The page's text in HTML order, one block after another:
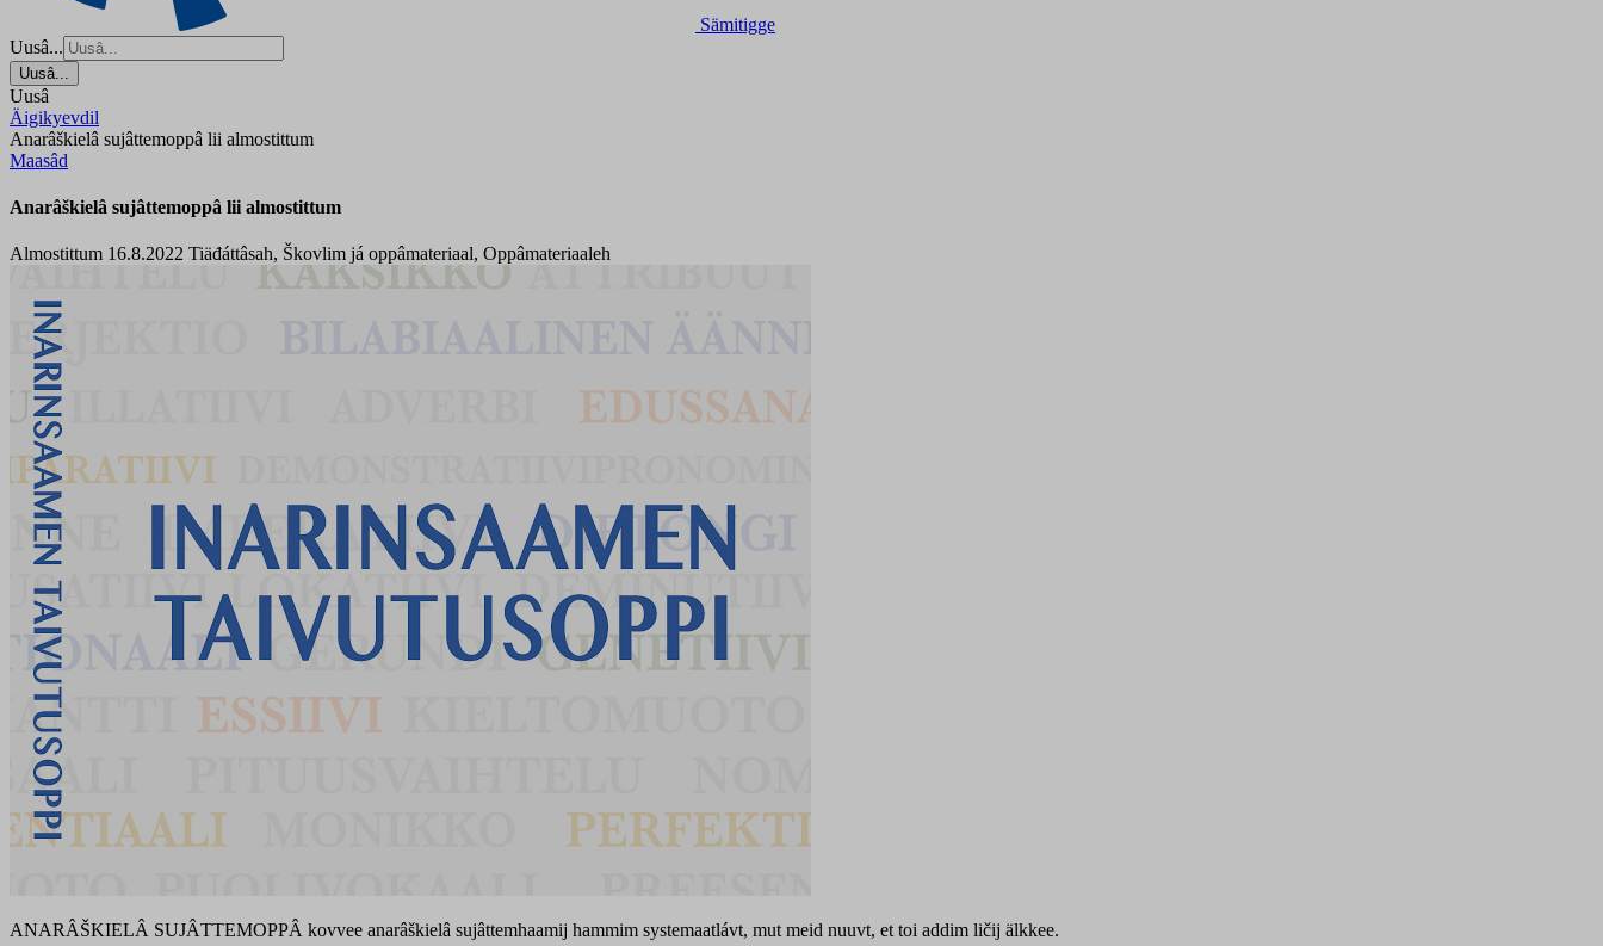
Sämitigge
Uusâ...
Uusâ...
Uusâ
Äigikyevdil
Anarâškielâ sujâttemoppâ lii almostittum
Maasâd
Anarâškielâ sujâttemoppâ lii almostittum
Almostittum 16.8.2022 Tiäđáttâsah, Škovlim já oppâmateriaal, Oppâmateriaaleh
ANARÂŠKIELÂ SUJÂTTEMOPPÂ kovvee anarâškielâ sujâttemhaamij hammim systemaatlávt, mut meid nuuvt, et toi addim ličij älkkee.